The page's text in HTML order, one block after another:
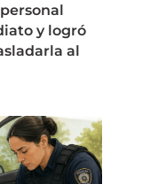
y logró
al